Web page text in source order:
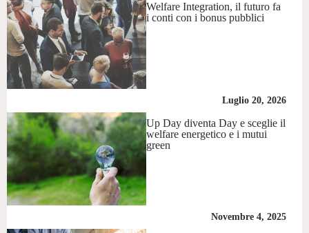
Welfare Integration, il futuro fa
i conti con i bonus pubblici
Luglio 20, 2026
Up Day diventa Day e sceglie il
welfare energetico e i mutui
green
Novembre 4, 2025